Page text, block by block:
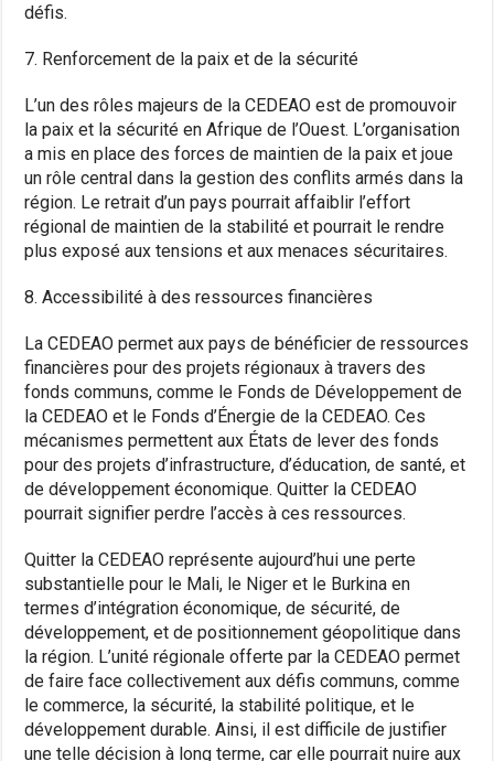
défis.
7. Renforcement de la paix et de la sécurité
L’un des rôles majeurs de la CEDEAO est de promouvoir
la paix et la sécurité en Afrique de l’Ouest. L’organisation
a mis en place des forces de maintien de la paix et joue
un rôle central dans la gestion des conflits armés dans la
région. Le retrait d’un pays pourrait affaiblir l’effort
régional de maintien de la stabilité et pourrait le rendre
plus exposé aux tensions et aux menaces sécuritaires.
8. Accessibilité à des ressources financières
La CEDEAO permet aux pays de bénéficier de ressources
financières pour des projets régionaux à travers des
fonds communs, comme le Fonds de Développement de
la CEDEAO et le Fonds d’Énergie de la CEDEAO. Ces
mécanismes permettent aux États de lever des fonds
pour des projets d’infrastructure, d’éducation, de santé, et
de développement économique. Quitter la CEDEAO
pourrait signifier perdre l’accès à ces ressources.
Quitter la CEDEAO représente aujourd’hui une perte
substantielle pour le Mali, le Niger et le Burkina en
termes d’intégration économique, de sécurité, de
développement, et de positionnement géopolitique dans
la région. L’unité régionale offerte par la CEDEAO permet
de faire face collectivement aux défis communs, comme
le commerce, la sécurité, la stabilité politique, et le
développement durable. Ainsi, il est difficile de justifier
une telle décision à long terme, car elle pourrait nuire aux